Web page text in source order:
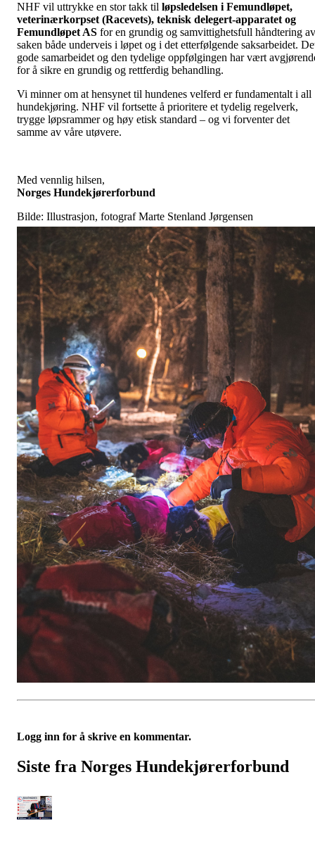
NHF vil uttrykke en stor takk til løpsledelsen i Femundløpet,
veterinærkorpset (Racevets), teknisk delegert-apparatet og
Femundløpet AS for en grundig og samvittighetsfull håndtering av
saken både underveis i løpet og i det etterfølgende saksarbeidet.
gode samarbeidet og den tydelige oppfølgingen har vært
for å sikre en grundig og rettferdig behandling.
Vi minner om at hensynet til hundenes velferd er fundamentalt i all
hundekjøring. NHF vil fortsette å prioritere et tydelig regelverk,
trygge løpsrammer og høy etisk standard – og vi forventer det
samme av våre utøvere.
Med vennlig hilsen,
Norges Hundekjørerforbund
Bilde: Illustrasjon, fotograf Marte Stenland Jørgensen
Logg inn for å skrive en kommentar.
Siste fra Norges Hundekjørerforbund